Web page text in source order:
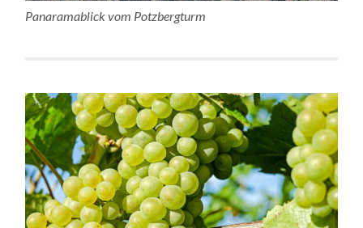
Panaramablick vom Potzbergturm